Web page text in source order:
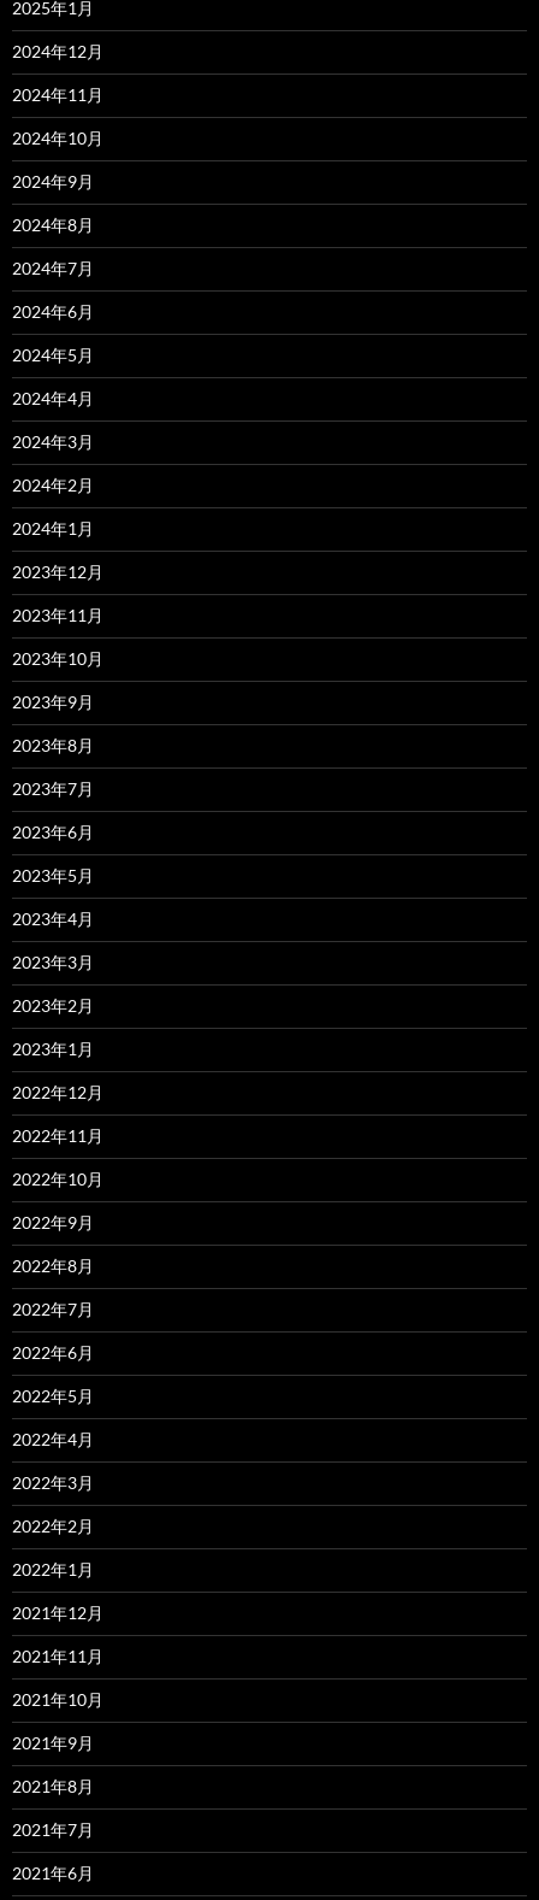
2025年1月
2024年12月
2024年11月
2024年10月
2024年9月
2024年8月
2024年7月
2024年6月
2024年5月
2024年4月
2024年3月
2024年2月
2024年1月
2023年12月
2023年11月
2023年10月
2023年9月
2023年8月
2023年7月
2023年6月
2023年5月
2023年4月
2023年3月
2023年2月
2023年1月
2022年12月
2022年11月
2022年10月
2022年9月
2022年8月
2022年7月
2022年6月
2022年5月
2022年4月
2022年3月
2022年2月
2022年1月
2021年12月
2021年11月
2021年10月
2021年9月
2021年8月
2021年7月
2021年6月